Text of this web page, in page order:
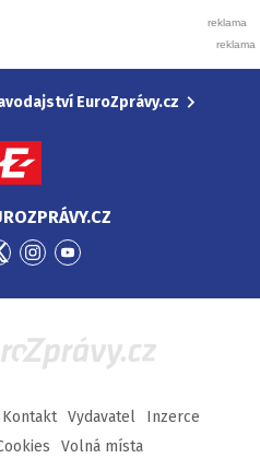
EuroZprávy.cz
Přejít
Instagram
Přejít
YouTube
Kontakt Vydavatel
Inzerce
Volná místa